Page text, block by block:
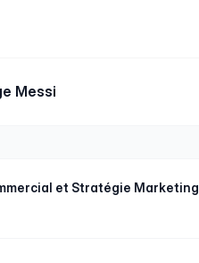
Messi
et Stratégie Marketing